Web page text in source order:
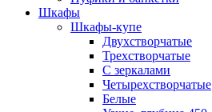
Шкафы
Шкафы-купе
Двухстворчатые
Трехстворчатые
С зеркалами
Четырехстворчатые
Белые